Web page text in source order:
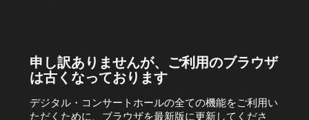
申し訳ありませんが、ご利用のブラウザ
は古くなっております
デジタル・コンサートホールの全ての機能をご利用い
ただくために、ブラウザを最新版に更新してくださ